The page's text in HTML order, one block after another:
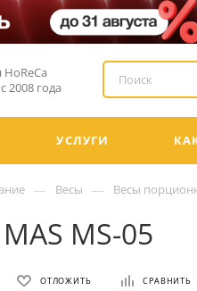
2008 года
УСЛУГИ
— Весы — Весы
MS-05
ОТЛОЖИТЬ СРАВНИТЬ